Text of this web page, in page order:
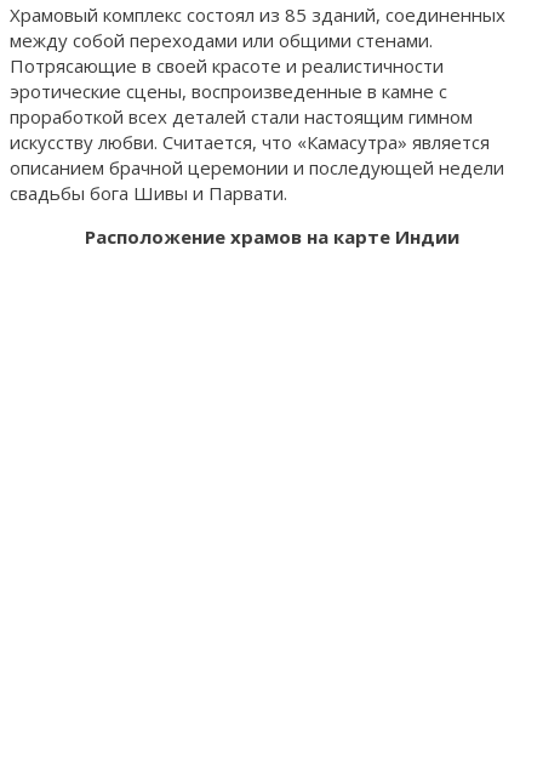
Храмовый комплекс состоял из 85 зданий, соединенных
между собой переходами или общими стенами.
Потрясающие в своей красоте и реалистичности
эротические сцены, воспроизведенные в камне с
проработкой всех деталей стали настоящим гимном
искусству любви. Считается, что «Камасутра» является
описанием брачной церемонии и последующей недели
свадьбы бога Шивы и Парвати.
Расположение храмов на карте Индии